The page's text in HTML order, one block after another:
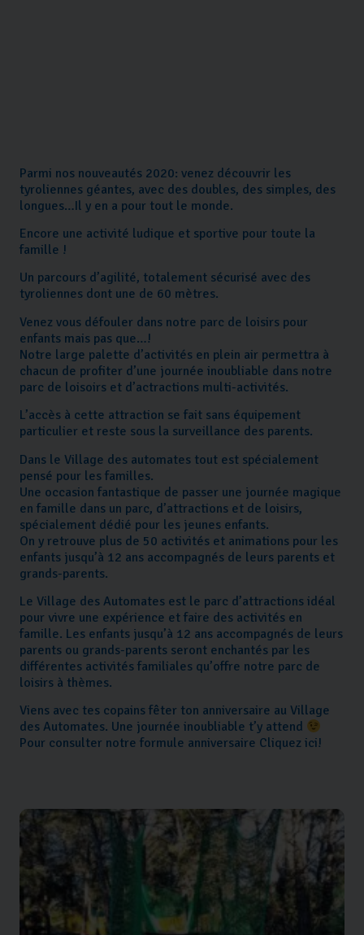
Parmi nos nouveautés 2020: venez découvrir les
tyroliennes géantes, avec des doubles, des simples, des
longues…Il y en a pour tout le monde.
Encore une activité ludique et sportive pour toute la
famille !
Un parcours d’agilité, totalement sécurisé avec des
tyroliennes dont une de 60 mètres.
Venez vous défouler dans notre parc de loisirs pour
enfants mais pas que…!
Notre large palette d’activités en plein air permettra à
chacun de profiter d’une journée inoubliable dans notre
parc de loisoirs et d’actractions multi-activités.
L’accès à cette attraction se fait sans équipement
particulier et reste sous la surveillance des parents.
Dans le Village des automates tout est spécialement
pensé pour les familles.
Une occasion fantastique de passer une journée magique
en famille dans un parc, d’attractions et de loisirs,
spécialement dédié pour les jeunes enfants.
On y retrouve plus de 50 activités et animations pour les
enfants jusqu’à 12 ans accompagnés de leurs parents et
grands-parents.
Le Village des Automates est le parc d’attractions idéal
pour vivre une expérience et faire des activités en
famille. Les enfants jusqu’à 12 ans accompagnés de leurs
parents ou grands-parents seront enchantés par les
différentes activités familiales qu’offre notre parc de
loisirs à thèmes.
Viens avec tes copains fêter ton anniversaire au Village
des Automates. Une journée inoubliable t’y attend
Pour consulter notre formule anniversaire Cliquez ici!